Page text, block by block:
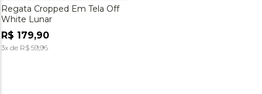
Regata Cropped Em Tela Off
White Lunar
R$ 179,90
3x de R$ 59,96